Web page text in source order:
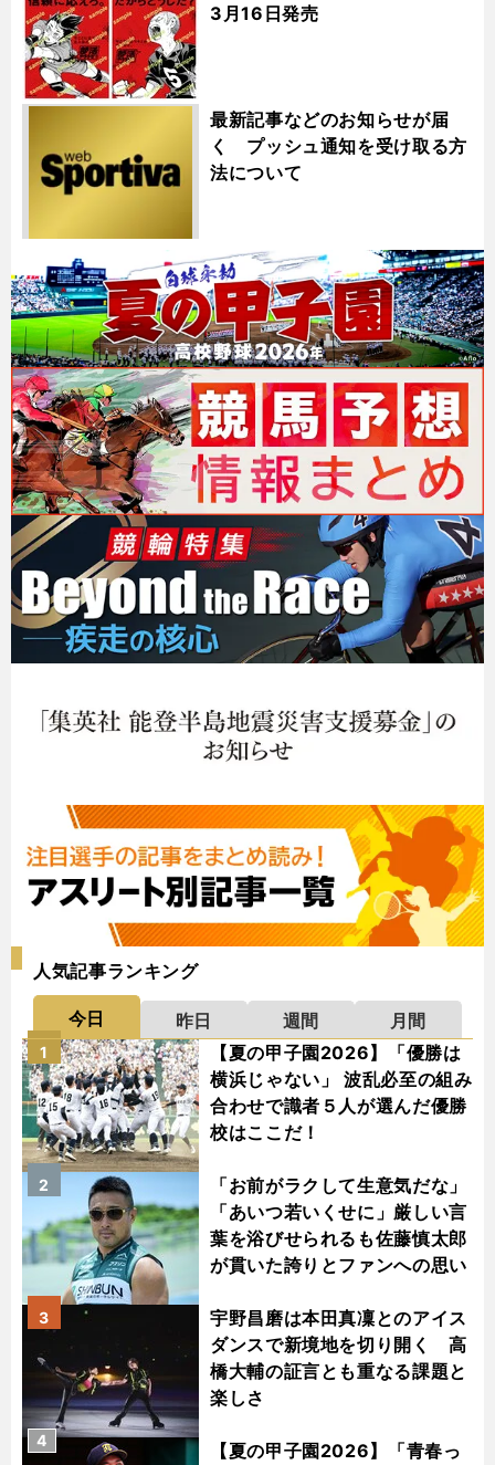
3月16日発売
最新記事などのお知らせが届
く プッシュ通知を受け取る方
法について
人気記事ランキング
今日 昨日 週間
月間
【夏の甲子園2026】「優勝は
横浜じゃない」 波乱必至の組み
合わせで識者５人が選んだ優勝
校はここだ！
1
「お前がラクして生意気だな」
「あいつ若いくせに」厳しい言
葉を浴びせられるも佐藤慎太郎
が貫いた誇りとファンへの思い
2
宇野昌磨は本田真凜とのアイス
ダンスで新境地を切り開く 高
橋大輔の証言とも重なる課題と
楽しさ
3
【夏の甲子園2026】「青春っ
4